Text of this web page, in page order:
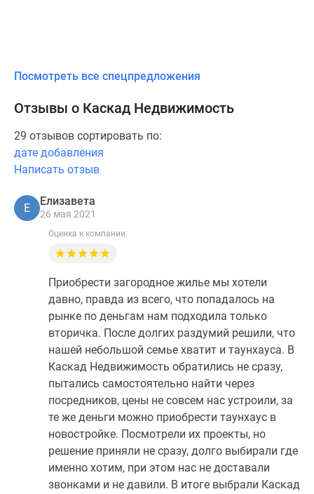
Посмотреть все спецпредложения
Отзывы о Каскад Недвижимость
29 отзывов сортировать по:
дате добавления
Написать отзыв
Е
Елизавета
26 мая 2021
Оценка к компании:
Приобрести загородное жилье мы хотели
давно, правда из всего, что попадалось на
рынке по деньгам нам подходила только
вторичка. После долгих раздумий решили, что
нашей небольшой семье хватит и таунхауса. В
Каскад Недвижимость обратились не сразу,
пытались самостоятельно найти через
посредников, цены не совсем нас устроили, за
те же деньги можно приобрести таунхаус в
новостройке. Посмотрели их проекты, но
решение приняли не сразу, долго выбирали где
именно хотим, при этом нас не доставали
звонками и не давили. В итоге выбрали Каскад